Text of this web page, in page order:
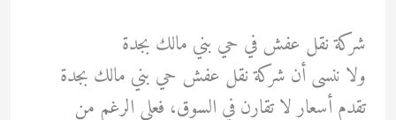
شركة نقل عفش في حي بني مالك بجدة
ولا ننسى أن شركة نقل عفش حي بني مالك بجدة
تقدم أسعار لا تقارن في السوق، فعلى الرغم من